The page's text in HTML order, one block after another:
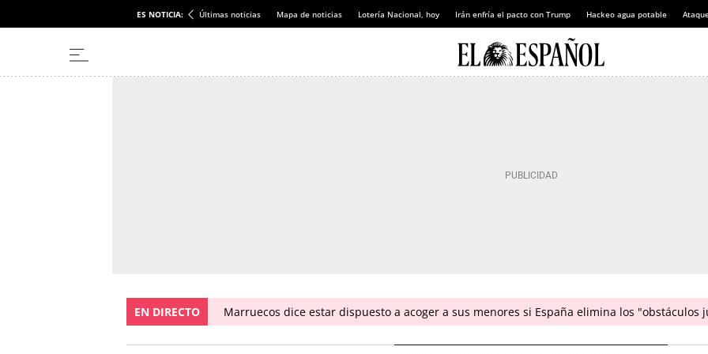
ES NOTICIA: Últimas noticias Mapa de noticias Lotería Nacional, hoy Irán enfría el pacto con Trump Hackeo agua potable
EN DIRECTO Marruecos dice estar dispuesto a acoger a sus menores si España elimina los "obstáculos